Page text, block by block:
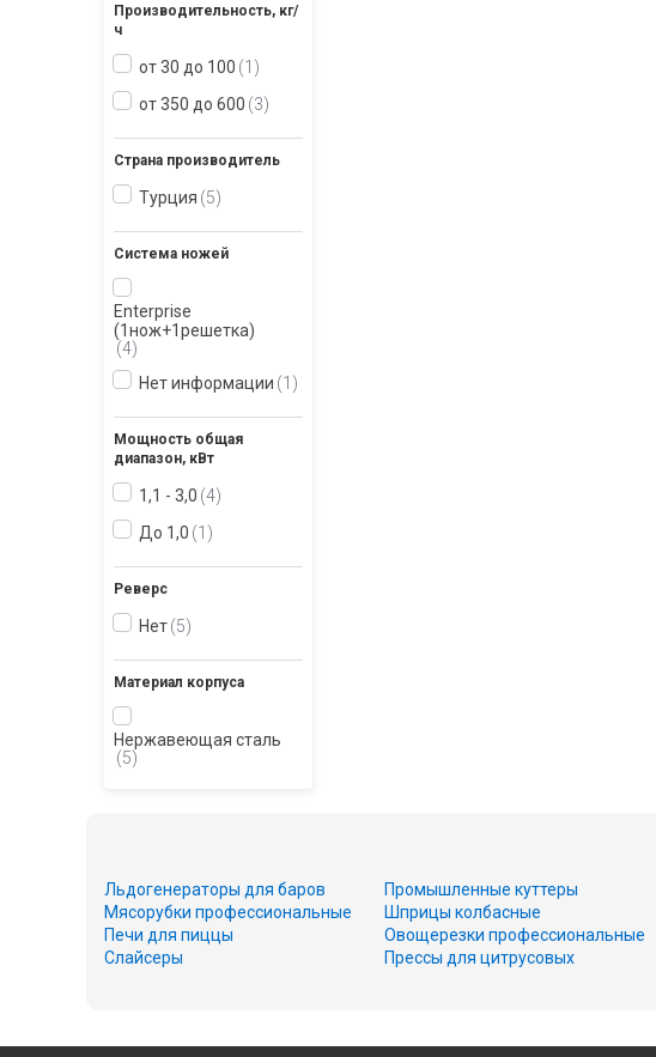
Производительность, кг/
ч
от 30 до 100 1
от 350 до 600 3
Страна производитель
Турция 5
Система ножей
Enterprise
(1нож+1решетка)
4
Нет информации 1
Мощность общая
диапазон, кВт
1,1 - 3,0 4
До 1,0 1
Реверс
Нет 5
Материал корпуса
Нержавеющая сталь
5
Льдогенераторы для баров
Мясорубки профессиональные
Печи для пиццы
Слайсеры
Промышленные куттеры
Шприцы колбасные
Овощерезки профессиональные
Прессы для цитрусовых